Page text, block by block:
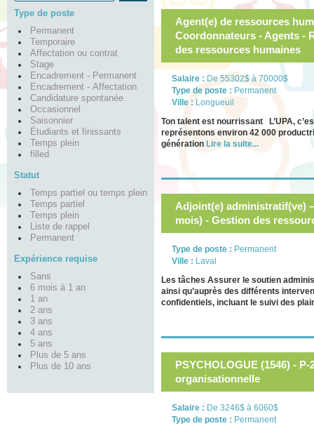
Type de poste
Permanent
Temporaire
Affectation ou contrat
Stage
Encadrement - Permanent
Encadrement - Affectation
Candidature spontanée
Occasionnel
Saisonnier
Étudiants et finissants
Temps plein
filled
Statut
Temps partiel ou temps plein
Temps partiel
Temps plein
Liste de rappel
Permanent
Expérience requise
Sans
6 mois à 1 an
1 an
2 ans
3 ans
4 ans
5 ans
Plus de 5 ans
Plus de 10 ans
Agent(e) de ressources
Coordonnateurs - Agents -
des ressources humaines
Salaire : De 55302$ à 70000$
Type de poste : Permanent
Ville : Longueuil
Ton talent est nourrissant L’UPA,
représentons environ 42 000
génération Lire la suite...
Adjoint(e) administratif(ve)
mois) - Gestion des
Type de poste : Permanent
Ville : Laval
Les tâches Assurer le soutien
ainsi qu’auprès des différents
confidentiels, incluant le suivi des
PSYCHOLOGUE (1546) -
organisationnelle
Salaire : De 3246$ à 6060$
Type de poste : Permanent